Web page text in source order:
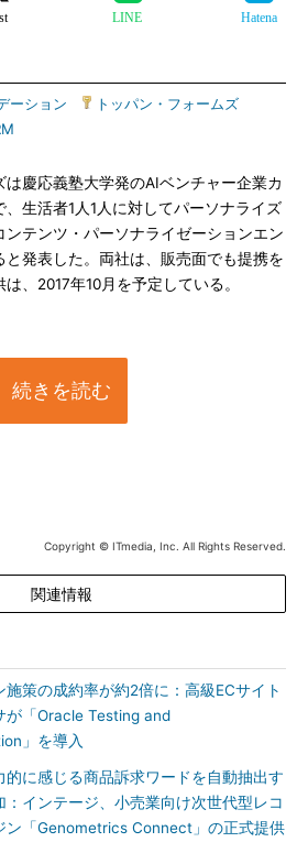
LINE Hatena
ーション トッパン・フォームズ
慶応義塾大学発のAIベンチャー企業カ
生活者1人1人に対してパーソナライズ
ンテンツ・パーソナライゼーションエン
と発表した。両社は、販売面でも提携を
、2017年10月を予定している。
続きを読む
Copyright © ITmedia, Inc. All Rights Reserved.
関連情報
施策の成約率が約2倍に：高級ECサイト
が「Oracle Testing and
」を導入
的に感じる商品訴求ワードを自動抽出す
：インテージ、小売業向け次世代型レコ
ン「Genometrics Connect」の正式提供